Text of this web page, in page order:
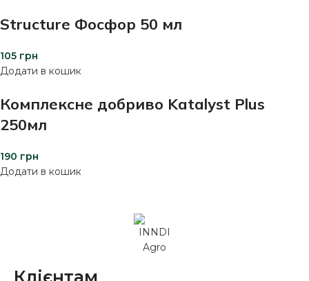
Structure Фосфор 50 мл
105 грн
Додати в кошик
Комплексне добриво Katalyst Plus
250мл
190 грн
Додати в кошик